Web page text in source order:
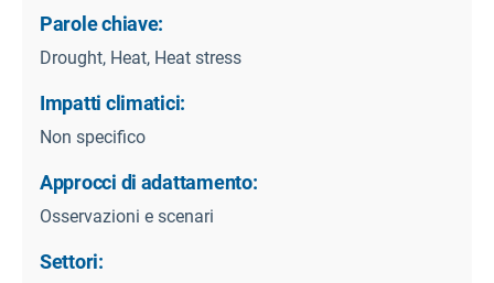
Parole chiave:
Drought, Heat, Heat stress
Impatti climatici:
Non specifico
Approcci di adattamento:
Osservazioni e scenari
Settori: